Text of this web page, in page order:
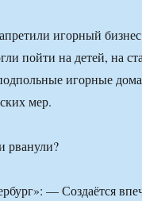
игорный
пойти на детей, на
игорные
мер.
рванули?
— Создаётся